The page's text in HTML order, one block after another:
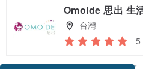
Omoide 思出 生
台灣
5